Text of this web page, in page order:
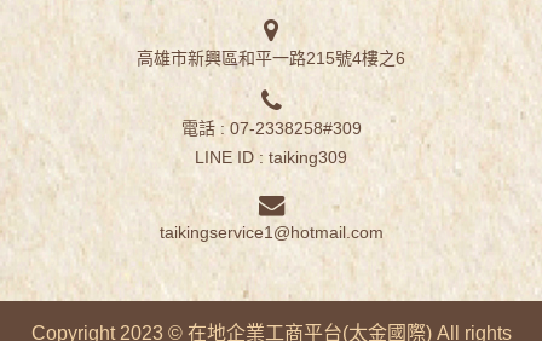
高雄市新興區和平一路215號4樓之6
電話 : 07-2338258#309
LINE ID : taiking309
taikingservice1@hotmail.com
Copyright 2023 © 在地企業工商平台(太金國際) All rights